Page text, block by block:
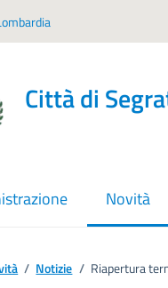
Città di
Novità
menu
/ Notizie / Riapertura